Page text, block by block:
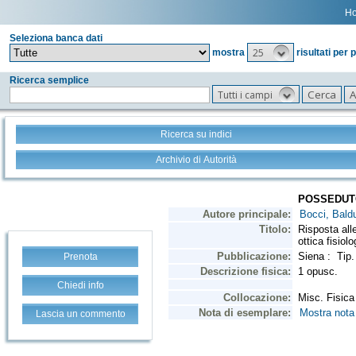
Seleziona banca dati
mostra
25 risultati per
Ricerca semplice
Tutti i campi
Ricerca su indici
Archivio di Autorità
Prenota
Chiedi info
Lascia un commento